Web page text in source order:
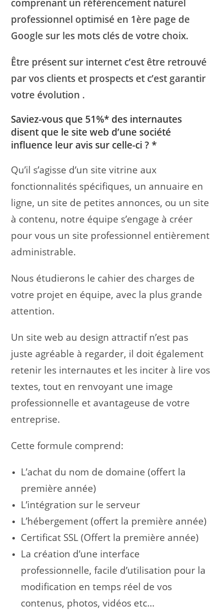
comprenant un référencement naturel
professionnel optimisé en 1ère page de
Google sur les mots clés de votre choix.
Être présent sur internet c’est être retrouvé
par vos clients et prospects et c’est garantir
votre évolution .
Saviez-vous que 51%* des internautes
disent que le site web d’une société
influence leur avis sur celle-ci ? *
Qu’il s’agisse d’un site vitrine aux
fonctionnalités spécifiques, un annuaire en
ligne, un site de petites annonces, ou un site
à contenu, notre équipe s’engage à créer
pour vous un site professionnel entièrement
administrable.
Nous étudierons le cahier des charges de
votre projet en équipe, avec la plus grande
attention.
Un site web au design attractif n’est pas
juste agréable à regarder, il doit également
retenir les internautes et les inciter à lire vos
textes, tout en renvoyant une image
professionnelle et avantageuse de votre
entreprise.
Cette formule comprend:
L’achat du nom de domaine (offert la
première année)
L’intégration sur le serveur
L’hébergement (offert la première année)
Certificat SSL (Offert la première année)
La création d’une interface
professionnelle, facile d’utilisation pour la
modification en temps réel de vos
contenus, photos, vidéos etc…